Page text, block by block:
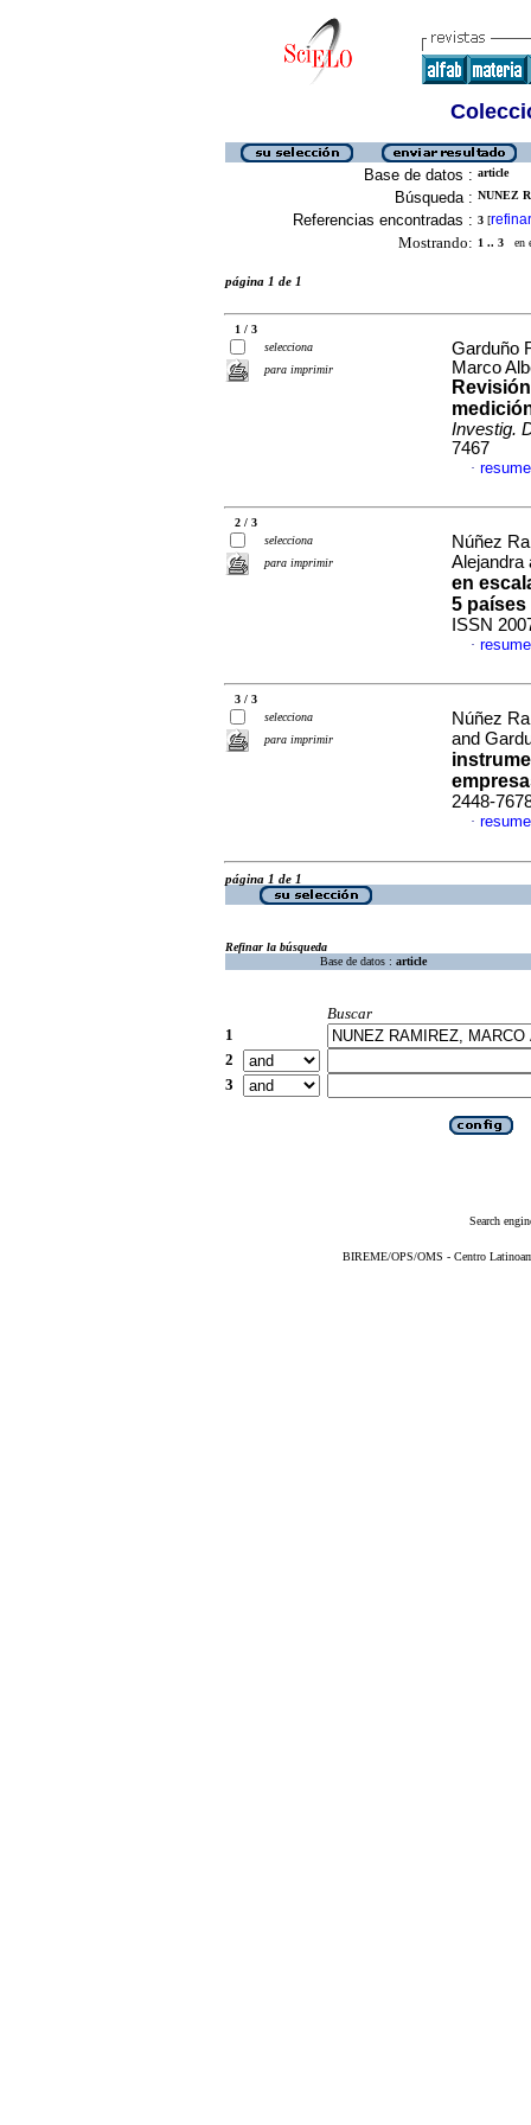
Base de datos : article
Búsqueda : NUNEZ
Referencias encontradas : 3 [refinar
Mostrando: 1 .. 3 en
página 1 de 1
1 / 3
selecciona
para imprimir
Garduño
Marco
Investig.
7467
·
2 / 3
selecciona
para imprimir
Núñez
Alejandra
en
5
ISSN
·
3 / 3
selecciona
para imprimir
Núñez
and
2448-
·
página 1 de 1
Refinar la búsqueda
Base de datos : article
Buscar
1
2
3
Search
BIREME/OPS/OMS - Centro